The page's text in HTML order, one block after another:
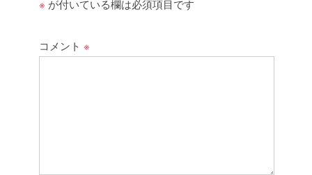
※ が付いている欄は必須項目です
コメント ※